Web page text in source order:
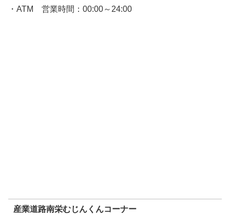
・ATM 営業時間：00:00～24:00
産業道路南栄むじんくんコーナー